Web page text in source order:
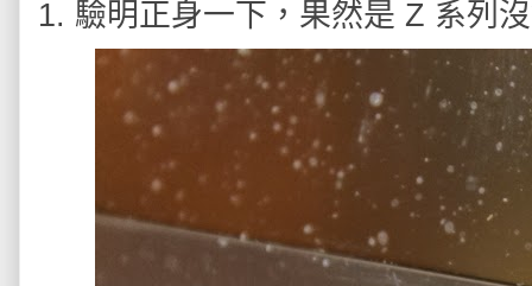
1. 驗明正身一下，果然是 Z 系列